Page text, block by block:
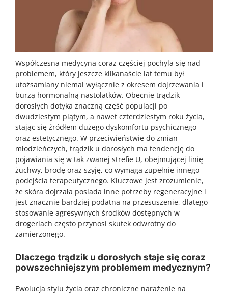
Współczesna medycyna coraz częściej pochyla się nad
problemem, który jeszcze kilkanaście lat temu był
utożsamiany niemal wyłącznie z okresem dojrzewania i
burzą hormonalną nastolatków. Obecnie trądzik
dorosłych dotyka znaczną część populacji po
dwudziestym piątym, a nawet czterdziestym roku życia,
stając się źródłem dużego dyskomfortu psychicznego
oraz estetycznego. W przeciwieństwie do zmian
młodzieńczych, trądzik u dorosłych ma tendencję do
pojawiania się w tak zwanej strefie U, obejmującej linię
żuchwy, brodę oraz szyję, co wymaga zupełnie innego
podejścia terapeutycznego. Kluczowe jest zrozumienie,
że skóra dojrzała posiada inne potrzeby regeneracyjne i
jest znacznie bardziej podatna na przesuszenie, dlatego
stosowanie agresywnych środków dostępnych w
drogeriach często przynosi skutek odwrotny do
zamierzonego.
Dlaczego trądzik u dorosłych staje się coraz
powszechniejszym problemem medycznym?
Ewolucja stylu życia oraz chroniczne narażenie na